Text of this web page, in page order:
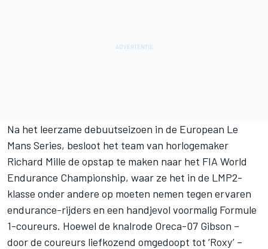
Na het leerzame debuutseizoen in de European Le
Mans Series, besloot het team van horlogemaker
Richard Mille de opstap te maken naar het FIA World
Endurance Championship, waar ze het in de LMP2-
klasse onder andere op moeten nemen tegen ervaren
endurance-rijders en een handjevol voormalig Formule
1-coureurs. Hoewel de knalrode Oreca-07 Gibson –
door de coureurs liefkozend omgedoopt tot ‘Roxy’ –